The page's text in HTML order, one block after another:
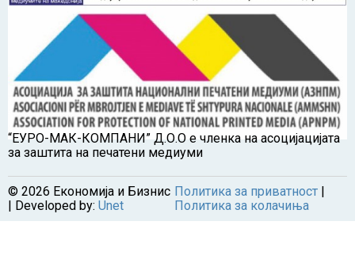
“ЕУРО-МАК-КОМПАНИ” Д.О.О е членка на асоцијацијата
за заштита на печатени медиуми
© 2026 Економија и Бизнис
| Developed by: Unet
Политика за приватност |
Политика за колачиња